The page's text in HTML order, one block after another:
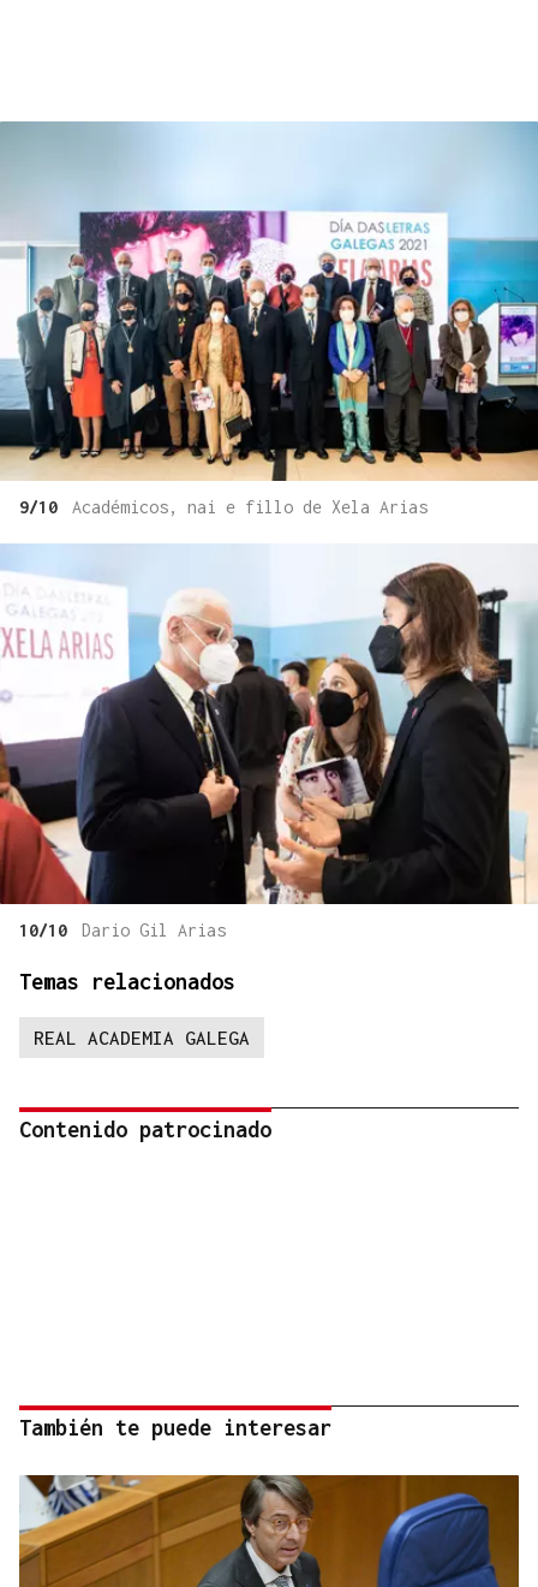
9/10 Académicos, nai e fillo de Xela Arias
10/10 Dario Gil Arias
Temas relacionados
REAL ACADEMIA GALEGA
Contenido patrocinado
También te puede interesar